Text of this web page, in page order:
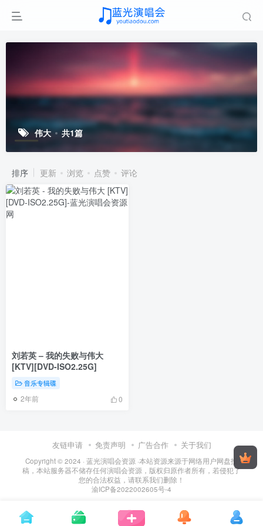
伟大 共1篇
排序 更新 浏览 点赞 评论
刘若英 – 我的失败与伟大
[KTV][DVD-ISO2.25G]
音乐专辑碟
2年前 0
友链申请 免责声明 广告合作 关于我们
Copyright © 2024 · 蓝光演唱会资源 ·本站资源来源于网络用户网盘投
稿，本站服务器不储存任何演唱会资源，版权归原作者所有，若侵犯了
您的合法权益，请联系我们删除！
渝ICP备2022002605号-4